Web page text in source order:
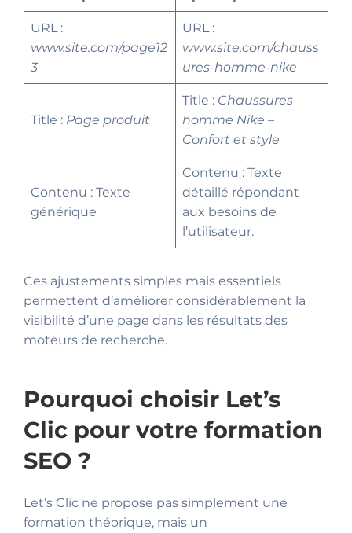
URL :
www.site.com/page12
3
URL :
www.site.com/chauss
ures-homme-nike
Title : Page produit
Title : Chaussures
homme Nike –
Confort et style
Contenu : Texte
générique
Contenu : Texte
détaillé répondant
aux besoins de
l’utilisateur.
Ces ajustements simples mais essentiels
permettent d’améliorer considérablement la
visibilité d’une page dans les résultats des
moteurs de recherche.
Pourquoi choisir Let’s
Clic pour votre formation
SEO ?
Let’s Clic ne propose pas simplement une
formation théorique, mais un